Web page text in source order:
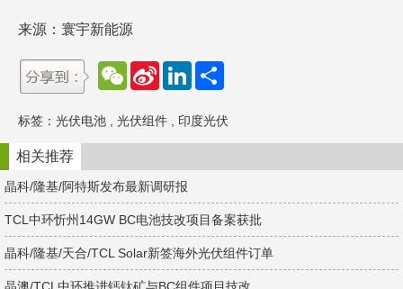
来源：寰宇新能源
W
e
a
t
S
W
e
b
o
L
k
e
d
n
标签： 光伏电池 光伏组件 印度光伏
相关推荐
晶科/隆基/阿特斯发布最新调研报
TCL中环忻州14GW BC电池技改项目备案获批
晶科/隆基/天合/TCL Solar新签海外光伏组件订单